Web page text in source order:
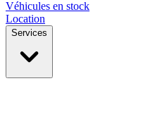
Véhicules en stock
Location
Services